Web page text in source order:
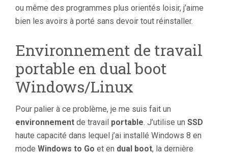
ou même des programmes plus orientés loisir, j’aime
bien les avoirs à porté sans devoir tout réinstaller.
Environnement de travail
portable en dual boot
Windows/Linux
Pour palier à ce problème, je me suis fait un
environnement de travail portable. J’utilise un SSD
haute capacité dans lequel j’ai installé Windows 8 en
mode Windows to Go et en dual boot, la dernière